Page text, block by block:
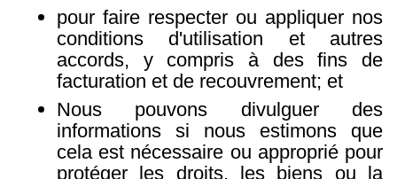
pour faire respecter ou appliquer nos
conditions d'utilisation et autres
accords, y compris à des fins de
facturation et de recouvrement; et
Nous pouvons divulguer des
informations si nous estimons que
cela est nécessaire ou approprié pour
protéger les droits, les biens ou la